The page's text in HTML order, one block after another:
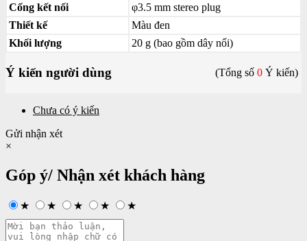
Cổng kết nối
φ3.5 mm stereo plug
Thiết kế
Màu đen
Khối lượng
20 g (bao gồm dây nối)
Ý kiến người dùng (Tổng số 0 Ý kiến)
Chưa có ý kiến
Gửi nhận xét
×
Góp ý/ Nhận xét khách hàng
★ ★ ★ ★ ★